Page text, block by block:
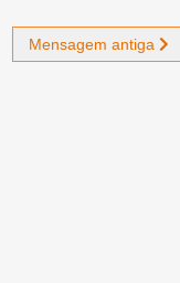
Mensagem antiga